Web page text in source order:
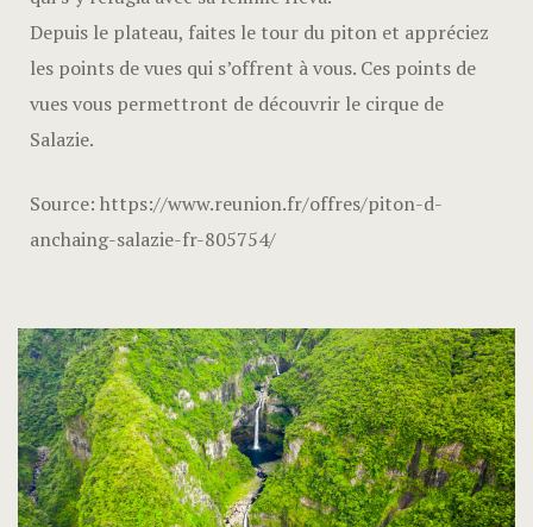
Depuis le plateau, faites le tour du piton et appréciez
les points de vues qui s’offrent à vous. Ces points de
vues vous permettront de découvrir le cirque de
Salazie.
Source: https://www.reunion.fr/offres/piton-d-
anchaing-salazie-fr-805754/